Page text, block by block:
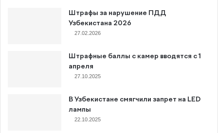
Штрафы за нарушение ПДД
Узбекистана 2026
27.02.2026
Штрафные баллы с камер вводятся с 1
апреля
27.10.2025
В Узбекистане смягчили запрет на LED
лампы
22.10.2025